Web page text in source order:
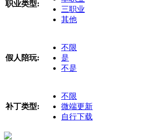
职业类型:
三职业
其他
假人陪玩:
不限
是
不是
补丁类型:
不限
微端更新
自行下载